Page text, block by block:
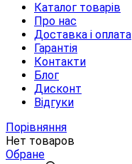
Каталог товарів
Про нас
Доставка і оплата
Гарантія
Контакти
Блог
Дисконт
Відгуки
Порівняння
Нет товаров
Обране